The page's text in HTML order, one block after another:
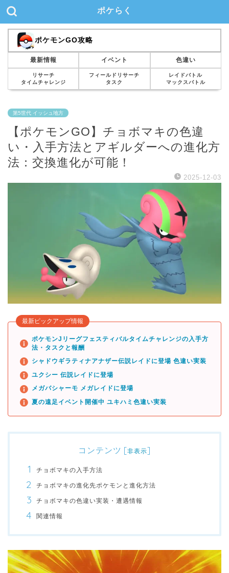
ポケらく
ポケモンGO攻略
最新情報 イベント 色違い
リサーチ
タイムチャレンジ
フィールドリサーチ
タスク
レイドバトル
マックスバトル
第5世代 イッシュ地方
【ポケモンGO】チョボマキの色違
い・入手方法とアギルダーへの進化方
法：交換進化が可能！
2025-12-03
最新ピックアップ情報
ポケモンJリーグフェスティバルタイムチャレンジの入手方
法・タスクと報酬
シャドウギラティナアナザー伝説レイドに登場 色違い実装
ユクシー 伝説レイドに登場
メガバシャーモ メガレイドに登場
夏の遠足イベント開催中 ユキハミ色違い実装
コンテンツ [非表示]
チョボマキの入手方法
チョボマキの進化先ポケモンと進化方法
チョボマキの色違い実装・遭遇情報
関連情報